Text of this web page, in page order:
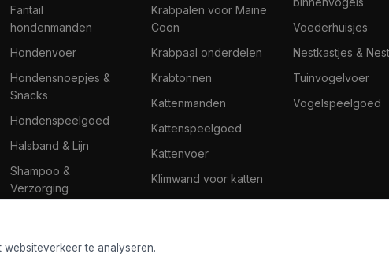
Fantail
hondenmanden
Hondenvoer
Hondensnoepjes &
Snacks
Hondenspeelgoed
Halsband & Lijn
Shampoo &
Verzorging
Krabpalen voor Maine
Coon
Krabpaal onderdelen
Krabtonnen
Kattenmanden
Kattenspeelgoed
Kattenvoer
Klimwand voor katten
Voederhuisjes
Nestkastjes &
Tuinvogelvoer
Vogelspeelgoed
te analyseren.